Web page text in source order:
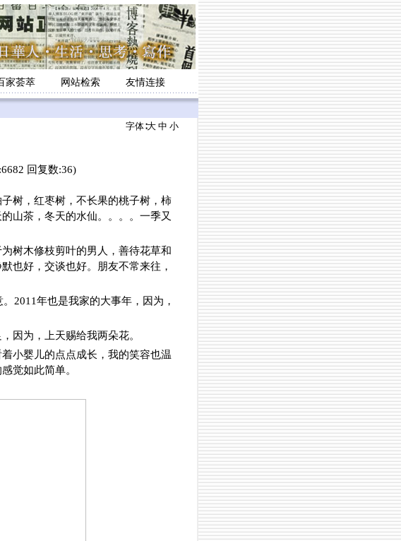
家荟萃 网站检索 友情连接
字体∶大 中 小
回复数:36)
，红枣树，不长果的桃子树，柿
山茶，冬天的水仙。。。。一季又
树木修枝剪叶的男人，善待花草和
也好，交谈也好。朋友不常来往，
2011年也是我家的大事年，因为，
因为，上天赐给我两朵花。
小婴儿的点点成长，我的笑容也温
觉如此简单。